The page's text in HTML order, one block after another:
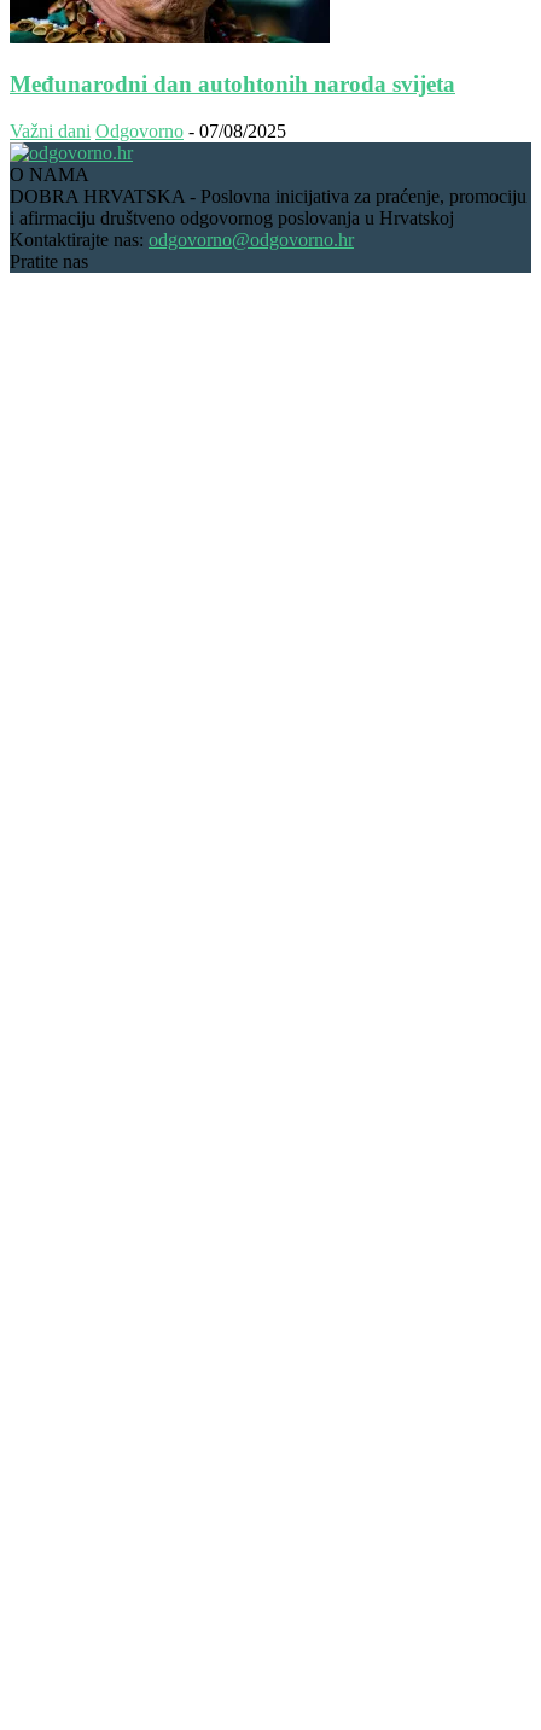
Međunarodni dan autohtonih naroda svijeta
Važni dani Odgovorno - 07/08/2025
O NAMA
DOBRA HRVATSKA - Poslovna inicijativa za praćenje, promociju
i afirmaciju društveno odgovornog poslovanja u Hrvatskoj
Kontaktirajte nas: odgovorno@odgovorno.hr
Pratite nas